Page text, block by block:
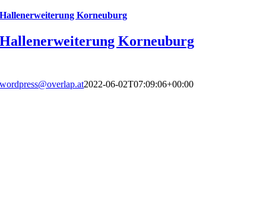
Hallenerweiterung Korneuburg
Hallenerweiterung Korneuburg
wordpress@overlap.at2022-06-02T07:09:06+00:00